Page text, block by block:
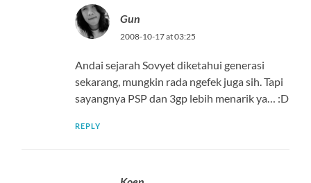
Gun
2008-10-17 at 03:25
Andai sejarah Sovyet diketahui generasi
sekarang, mungkin rada ngefek juga sih. Tapi
sayangnya PSP dan 3gp lebih menarik ya… :D
REPLY